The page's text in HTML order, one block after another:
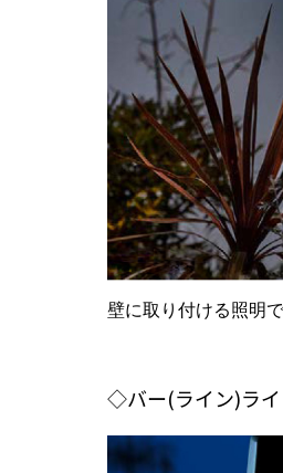
壁に取り付ける照明
◇バー(ライン)ライ